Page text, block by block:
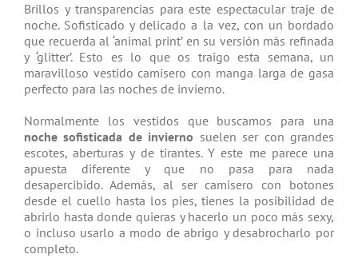
Brillos y transparencias para este espectacular traje de
noche. Sofisticado y delicado a la vez, con un bordado
que recuerda al ‘animal print’ en su versión más refinada
y ‘glitter’. Esto es lo que os traigo esta semana, un
maravilloso vestido camisero con manga larga de gasa
perfecto para las noches de invierno.
Normalmente los vestidos que buscamos para una
noche sofisticada de invierno suelen ser con grandes
escotes, aberturas y de tirantes. Y este me parece una
apuesta diferente y que no pasa para nada
desapercibido. Además, al ser camisero con botones
desde el cuello hasta los pies, tienes la posibilidad de
abrirlo hasta donde quieras y hacerlo un poco más sexy,
o incluso usarlo a modo de abrigo y desabrocharlo por
completo.